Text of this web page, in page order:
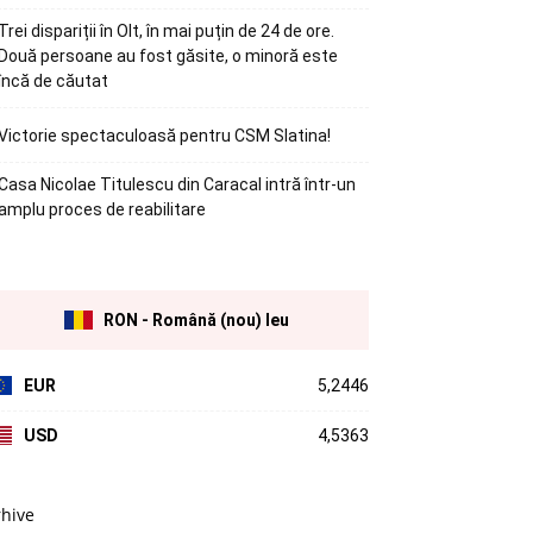
dispariții în Olt, în mai puțin de 24 de ore.
persoane au fost găsite, o minoră este
de căutat
spectaculoasă pentru CSM Slatina!
Nicolae Titulescu din Caracal intră într-un
proces de reabilitare
RON - Română (nou) leu
EUR 5,2446
USD 4,5363